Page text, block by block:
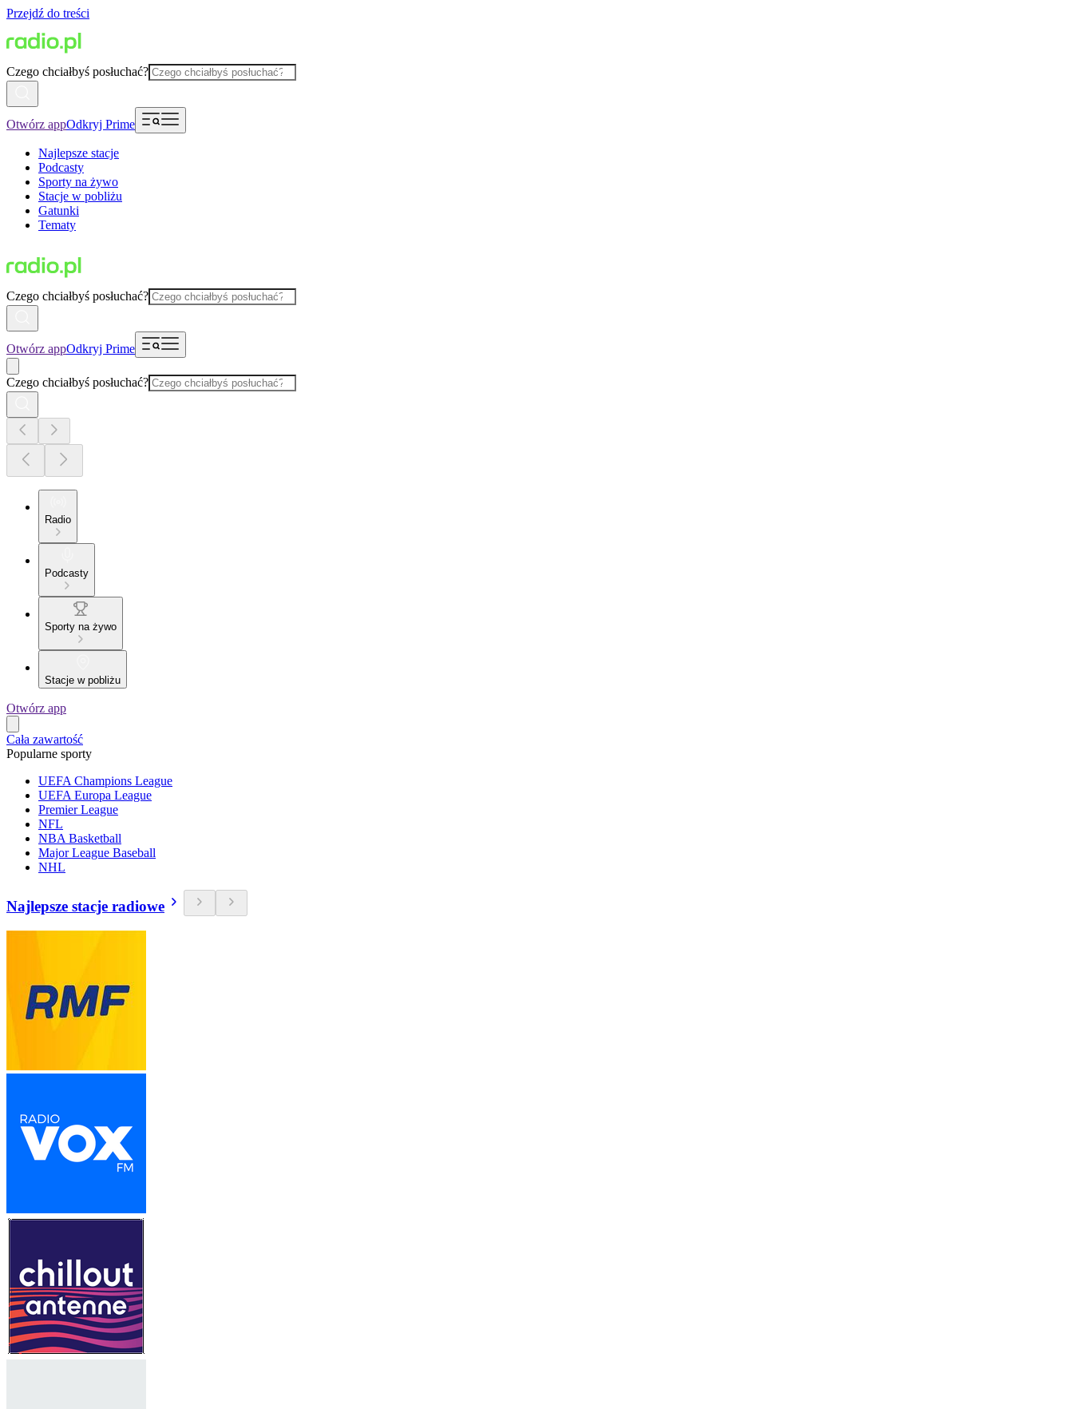
Przejdź do treści
Czego chciałbyś posłuchać?
Otwórz appOdkryj Prime
Najlepsze stacje
Podcasty
Sporty na żywo
Stacje w pobliżu
Gatunki
Tematy
Czego chciałbyś posłuchać?
Otwórz appOdkryj Prime
Czego chciałbyś posłuchać?
Radio
Podcasty
Sporty na żywo
Stacje w pobliżu
Otwórz app
Cała zawartość
Popularne sporty
UEFA Champions League
UEFA Europa League
Premier League
NFL
NBA Basketball
Major League Baseball
NHL
Najlepsze stacje radiowe